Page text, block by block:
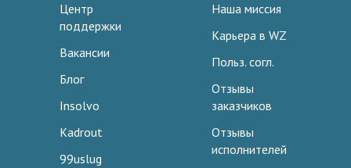
Центр
поддержки
Вакансии
Блог
Insolvo
Kadrout
99uslug
Наша миссия
Карьера в WZ
Польз. согл.
Отзывы
заказчиков
Отзывы
исполнителей